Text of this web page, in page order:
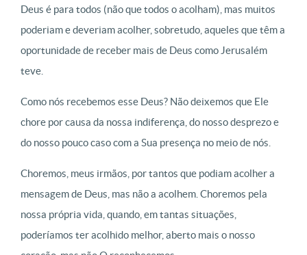
Deus é para todos (não que todos o acolham), mas muitos
poderiam e deveriam acolher, sobretudo, aqueles que têm a
oportunidade de receber mais de Deus como Jerusalém
teve.
Como nós recebemos esse Deus? Não deixemos que Ele
chore por causa da nossa indiferença, do nosso desprezo e
do nosso pouco caso com a Sua presença no meio de nós.
Choremos, meus irmãos, por tantos que podiam acolher a
mensagem de Deus, mas não a acolhem. Choremos pela
nossa própria vida, quando, em tantas situações,
poderíamos ter acolhido melhor, aberto mais o nosso